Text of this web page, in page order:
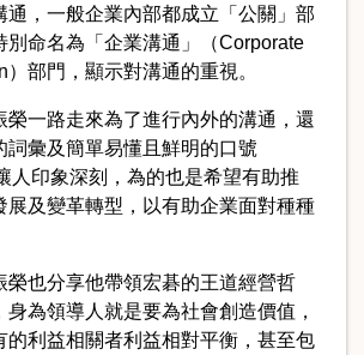
通，一般企業內部都成立「公關」部
別命名為「企業溝通」（Corporate
部門，顯示對溝通的重視。
榮一路走來為了進行內外的溝通，還
詞彙及簡單易懂且鮮明的口號
人印象深刻，為的也是希望有助推
展及變革轉型，以有助企業面對種種
榮也分享他帶領宏碁的王道經營哲
為領導人就是要為社會創造價值，
的利益相關者利益相對平衡，甚至包